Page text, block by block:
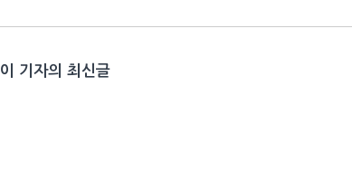
이 기자의 최신글